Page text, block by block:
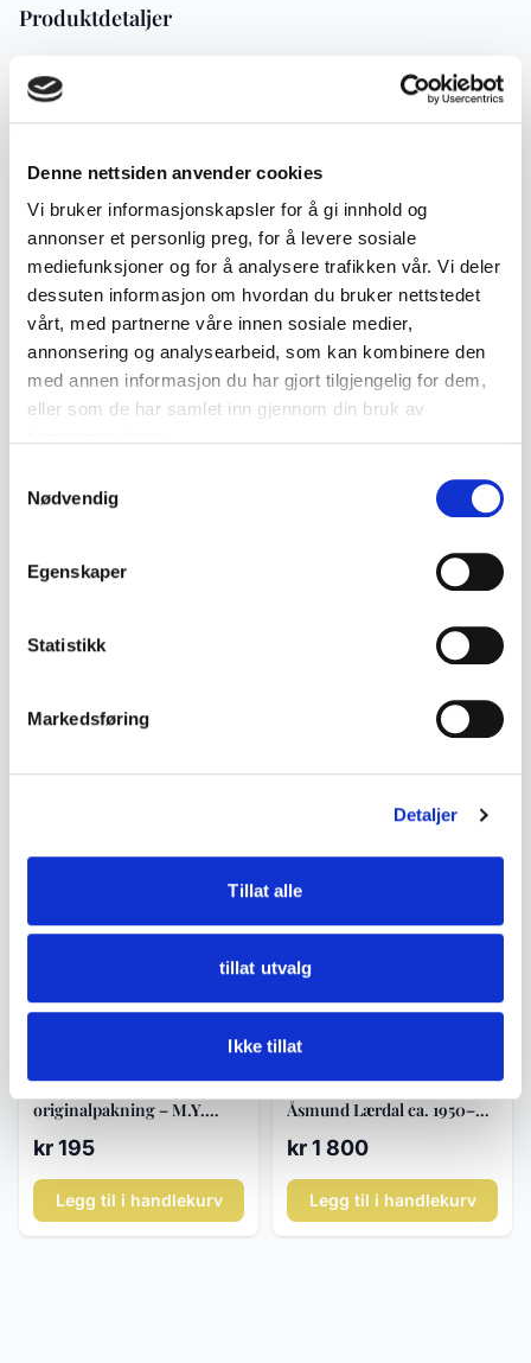
Denne nettsiden anvender cookies
Vi bruker informasjonskapsler for å gi innhold og
annonser et personlig preg, for å levere sosiale
mediefunksjoner og for å analysere trafikken vår. Vi deler
dessuten informasjon om hvordan du bruker nettstedet
vårt, med partnerne våre innen sosiale medier,
annonsering og analysearbeid, som kan kombinere den
med annen informasjon du har gjort tilgjengelig for dem,
eller som de har samlet inn gjennom din bruk av
Nødvendig
Egenskaper
Statistikk
Markedsføring
Detaljer
Tillat alle
tillat utvalg
Ikke tillat
Produktdetaljer
Publisert:
21.10.2025
Emneord
Nyheter Gamle leker
Lignende produkter
Andre produkter som kan interessere deg
motor og esker – Union
Modern Toys Japan ca.
Legg til i handlekurv
Vintage dartpiler i
originalpakning – M.Y.
Tournament Darts ca. 1970–
80
kr 195
Legg til i handlekurv
Lekebil VW pickup –
Åsmund Lærdal ca. 1950–60
- Tomte Lærdal
kr 1 800
Legg til i handlekurv